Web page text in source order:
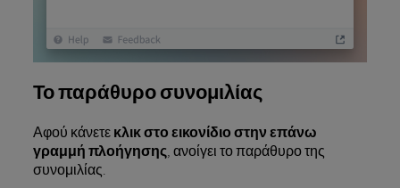
Το παράθυρο συνομιλίας
Αφού κάνετε κλικ στο εικονίδιο στην επάνω
γραμμή πλοήγησης, ανοίγει το παράθυρο της
συνομιλίας.